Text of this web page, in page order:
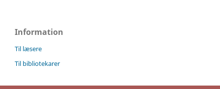
Information
Til læsere
Til bibliotekarer